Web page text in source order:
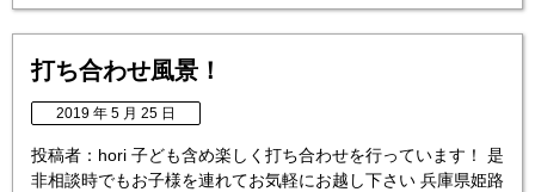
打ち合わせ風景！
2019 年 5 月 25 日
投稿者：hori 子ども含め楽しく打ち合わせを行っています！ 是
非相談時でもお子様を連れてお気軽にお越し下さい 兵庫県姫路